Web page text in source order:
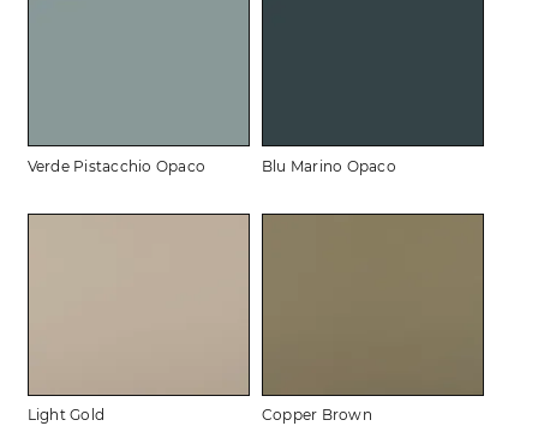
Verde Pistacchio Opaco Blu Marino Opaco
Light Gold Copper Brown